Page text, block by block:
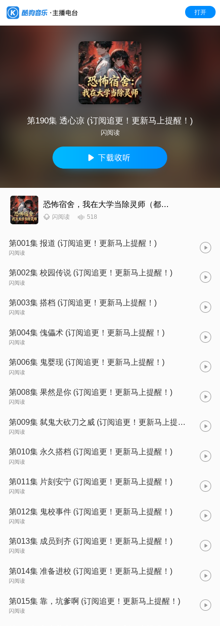
打开
第190集 透心凉 (订阅追更！更新马上提醒！)
闪阅读
恐怖宿舍，我在大学当除灵师（都市悬疑惊悚|恐怖怪谈|诡异传说）
闪阅读 518
第001集 报道 (订阅追更！更新马上提醒！)
闪阅读
第002集 校园传说 (订阅追更！更新马上提醒！)
闪阅读
第003集 搭档 (订阅追更！更新马上提醒！)
闪阅读
第004集 傀儡术 (订阅追更！更新马上提醒！)
闪阅读
第006集 鬼婴现 (订阅追更！更新马上提醒！)
闪阅读
第008集 果然是你 (订阅追更！更新马上提醒！)
闪阅读
第009集 弑鬼大砍刀之威 (订阅追更！更新马上提醒！)
闪阅读
第010集 永久搭档 (订阅追更！更新马上提醒！)
闪阅读
第011集 片刻安宁 (订阅追更！更新马上提醒！)
闪阅读
第012集 鬼校事件 (订阅追更！更新马上提醒！)
闪阅读
第013集 成员到齐 (订阅追更！更新马上提醒！)
闪阅读
第014集 准备进校 (订阅追更！更新马上提醒！)
闪阅读
第015集 靠，坑爹啊 (订阅追更！更新马上提醒！)
闪阅读